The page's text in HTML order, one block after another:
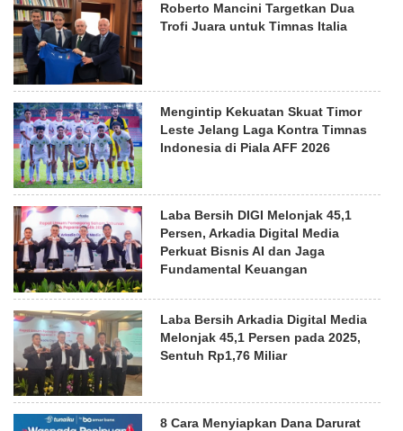
Roberto Mancini Targetkan Dua
Trofi Juara untuk Timnas Italia
Mengintip Kekuatan Skuat Timor
Leste Jelang Laga Kontra Timnas
Indonesia di Piala AFF 2026
Laba Bersih DIGI Melonjak 45,1
Persen, Arkadia Digital Media
Perkuat Bisnis AI dan Jaga
Fundamental Keuangan
Laba Bersih Arkadia Digital Media
Melonjak 45,1 Persen pada 2025,
Sentuh Rp1,76 Miliar
8 Cara Menyiapkan Dana Darurat